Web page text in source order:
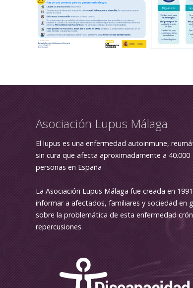
Asociación Lupus Málaga
El lupus es una enfermedad autoinmune,
sin cura que afecta aproximadamente a 40.000
personas en España
La Asociación Lupus Málaga fue creada en
informar a afectados, familiares y sociedad en
sobre la problemática de esta enfermedad
repercusiones.